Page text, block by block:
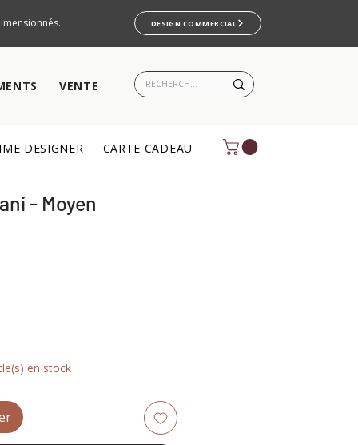
DESIGN COMMERCIAL
VENTE
DESIGNER CARTE CADEAU
- Moyen
en stock